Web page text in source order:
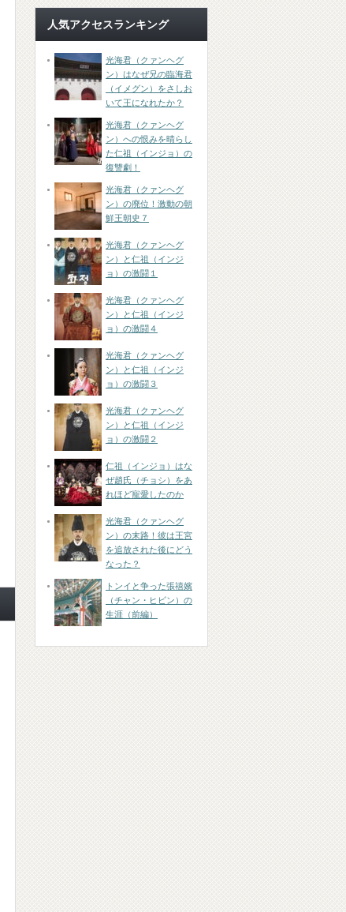
人気アクセスランキング
光海君（クァンヘグ
ン）はなぜ兄の臨海君
（イメグン）をさしお
いて王になれたか？
光海君（クァンヘグ
ン）への恨みを晴らし
た仁祖（インジョ）の
復讐劇！
光海君（クァンヘグ
ン）の廃位！激動の朝
鮮王朝史７
光海君（クァンヘグ
ン）と仁祖（インジ
ョ）の激闘１
光海君（クァンヘグ
ン）と仁祖（インジ
ョ）の激闘４
光海君（クァンヘグ
ン）と仁祖（インジ
ョ）の激闘３
光海君（クァンヘグ
ン）と仁祖（インジ
ョ）の激闘２
仁祖（インジョ）はな
ぜ趙氏（チョシ）をあ
れほど寵愛したのか
光海君（クァンヘグ
ン）の末路！彼は王宮
を追放された後にどう
なった？
トンイと争った張禧嬪
（チャン・ヒビン）の
生涯（前編）